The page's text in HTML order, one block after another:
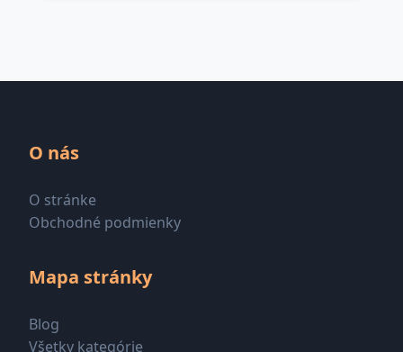
O nás
O stránke
Obchodné podmienky
Mapa stránky
Blog
Všetky kategórie